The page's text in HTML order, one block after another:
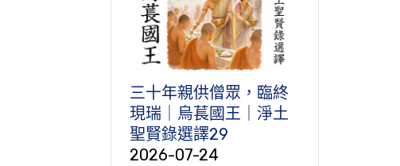
三十年親供僧眾，臨終
現瑞｜烏萇國王｜淨土
聖賢錄選譯29
2026-07-24